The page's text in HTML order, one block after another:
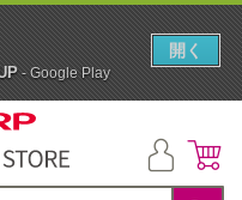
- Google Play
開く